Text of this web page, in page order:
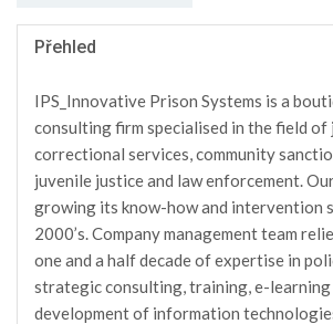
Přehled
IPS_Innovative Prison Systems is a
consulting firm specialised in the field of
correctional services, community
juvenile justice and law enforcement.
growing its know-how and intervention
2000’s. Company management team
one and a half decade of expertise in
strategic consulting, training, e-learning
development of information